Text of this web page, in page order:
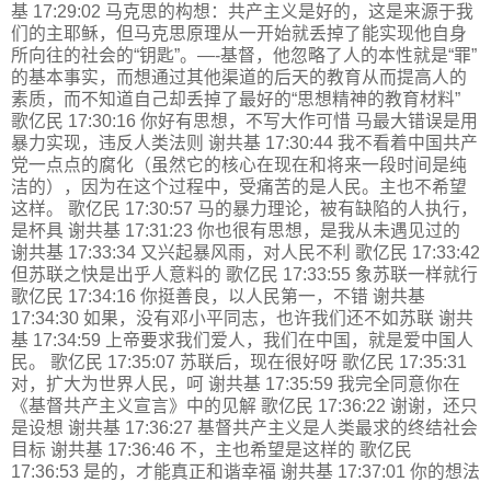
基 17:29:02 马克思的构想：共产主义是好的，这是来源于我
们的主耶稣，但马克思原理从一开始就丢掉了能实现他自身
所向往的社会的“钥匙”。—-基督，他忽略了人的本性就是“罪”
的基本事实，而想通过其他渠道的后天的教育从而提高人的
素质，而不知道自己却丢掉了最好的“思想精神的教育材料”
歌亿民 17:30:16 你好有思想，不写大作可惜 马最大错误是用
暴力实现，违反人类法则 谢共基 17:30:44 我不看着中国共产
党一点点的腐化（虽然它的核心在现在和将来一段时间是纯
洁的），因为在这个过程中，受痛苦的是人民。主也不希望
这样。 歌亿民 17:30:57 马的暴力理论，被有缺陷的人执行，
是杯具 谢共基 17:31:23 你也很有思想，是我从未遇见过的
谢共基 17:33:34 又兴起暴风雨，对人民不利 歌亿民 17:33:42
但苏联之快是出乎人意料的 歌亿民 17:33:55 象苏联一样就行
歌亿民 17:34:16 你挺善良，以人民第一，不错 谢共基
17:34:30 如果，没有邓小平同志，也许我们还不如苏联 谢共
基 17:34:59 上帝要求我们爱人，我们在中国，就是爱中国人
民。 歌亿民 17:35:07 苏联后，现在很好呀 歌亿民 17:35:31
对，扩大为世界人民，呵 谢共基 17:35:59 我完全同意你在
《基督共产主义宣言》中的见解 歌亿民 17:36:22 谢谢，还只
是设想 谢共基 17:36:27 基督共产主义是人类最求的终结社会
目标 谢共基 17:36:46 不，主也希望是这样的 歌亿民
17:36:53 是的，才能真正和谐幸福 谢共基 17:37:01 你的想法